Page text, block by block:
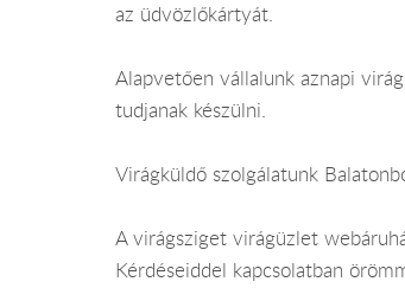
az üdvözlőkártyát.
Alapvetően vállalunk aznapi
tudjanak készülni.
Virágküldő szolgálatunk
A virágsziget virágüzlet
Kérdéseiddel kapcsolatban